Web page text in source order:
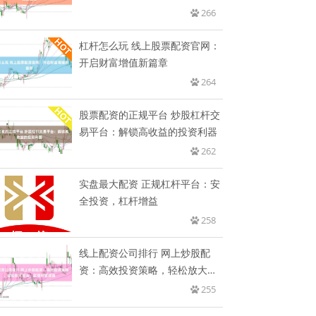
266
杠杆怎么玩 线上股票配资官网：
开启财富增值新篇章
264
股票配资的正规平台 炒股杠杆交
易平台：解锁高收益的投资利器
262
实盘最大配资 正规杠杆平台：安
全投资，杠杆增益
258
线上配资公司排行 网上炒股配
资：高效投资策略，轻松放大资
255